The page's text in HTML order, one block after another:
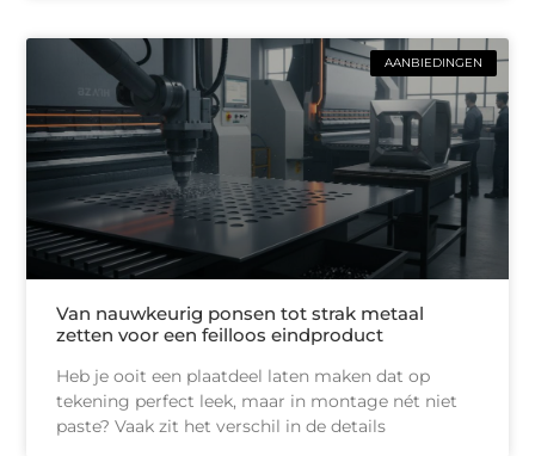
AANBIEDINGEN
Van nauwkeurig ponsen tot strak metaal
zetten voor een feilloos eindproduct
Heb je ooit een plaatdeel laten maken dat op
tekening perfect leek, maar in montage nét niet
paste? Vaak zit het verschil in de details